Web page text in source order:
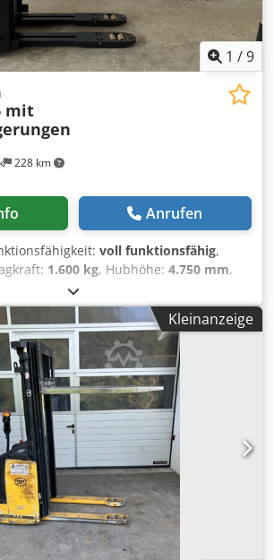
1 /9
228 km
mit
Anrufen
voll funktionsfähig,
1.600 kg, Hubhöhe: 4.750 mm,
, Kraftstofftyp:
2.140 mm, Gabellänge:1.200 mm,
kg, Gesamtlänge:2.157 mm,
, Baubreite: 800 mm
, Hochhubwagen
600 Masttyp: Triplex Zustand: Neugerät
Neu Bereifung vorne Typ: Vulkollan
Bereifung vorne Grösse:
vorne Zustand: Neu Bereifung
Bereifung hinten Zustand: Neu
Ah: 375Ah Batterie Hersteller: V-
PzS Batterie Baujahr: 2026 Batterie
Vollfreihub, CE Zertifikat,
auf Gesamtlänge1600mm 1200mm
400mm Verlängerung / Lastschutzgitter /
/ Integriertes Ladegerät mit
Kleinanzeige